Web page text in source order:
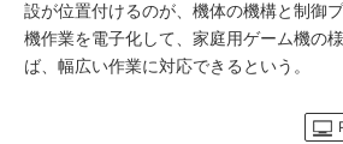
設が位置付けるのが、機体の機構と制御
機作業を電子化して、家庭用ゲーム機の
ば、幅広い作業に対応できるという。